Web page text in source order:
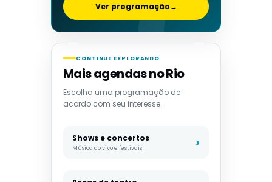
Ver programação→
CONTINUE EXPLORANDO
Mais agendas no Rio
Escolha uma programação de
acordo com seu interesse.
Shows e concertos
Música ao vivo e festivais